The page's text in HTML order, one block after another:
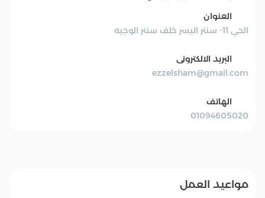
العنوان
الحي 11- سنتر اليسر خلف سنتر الوجيه
البريد الالكترونى
ezzelsham@gmail.com
الهاتف
01094605020
مواعيد العمل